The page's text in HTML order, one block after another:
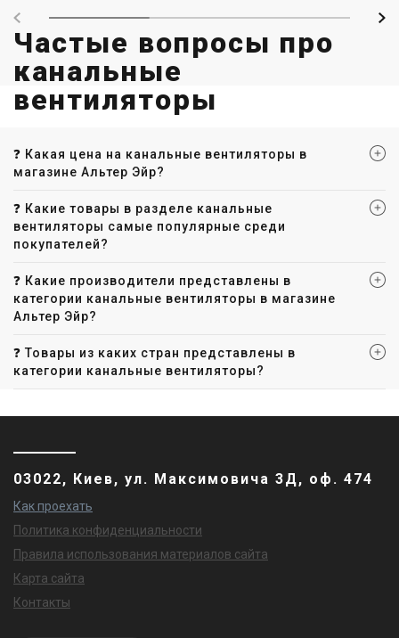
Частые вопросы про
канальные
вентиляторы
❓ Какая цена на канальные вентиляторы в
магазине Альтер Эйр?
❓ Какие товары в разделе канальные
вентиляторы самые популярные среди
покупателей?
❓ Какие производители представлены в
категории канальные вентиляторы в магазине
Альтер Эйр?
❓ Товары из каких стран представлены в
категории канальные вентиляторы?
03022, Киев, ул. Максимовича 3Д, оф. 474
Как проехать
Политика конфиденциальности
Правила использования материалов сайта
Карта сайта
Контакты